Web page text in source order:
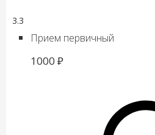
3.3
Прием первичный
1000 ₽